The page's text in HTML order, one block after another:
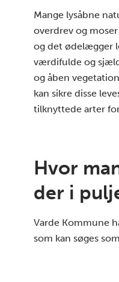
Mange lysåbne
overdrev og
og det ødelægger
værdifulde og
og åben
kan sikre disse
tilknyttede arter
Hvor
der i
Varde Kommune
som kan søges